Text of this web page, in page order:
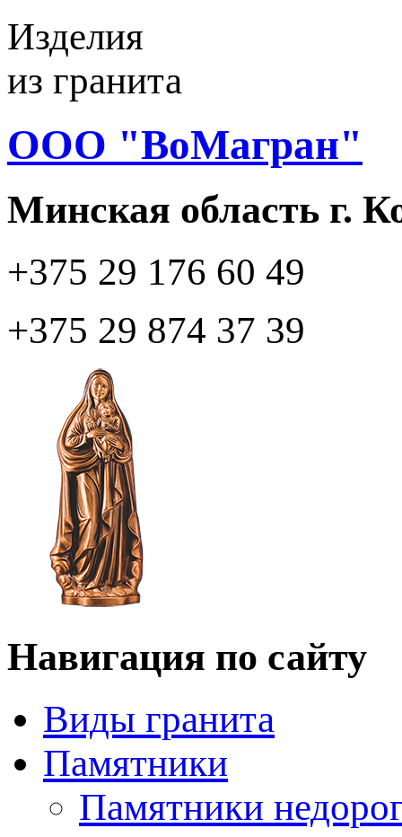
Изделия
из гранита
ООО "ВоМагран"
Минская область г.
+375 29 176 60 49
+375 29 874 37 39
Навигация по сайту
Виды гранита
Памятники
Памятники